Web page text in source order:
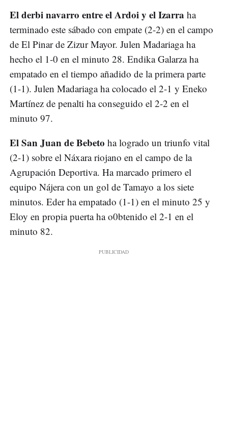
El derbi navarro entre el Ardoi y el Izarra ha
terminado este sábado con empate (2-2) en el campo
de El Pinar de Zizur Mayor. Julen Madariaga ha
hecho el 1-0 en el minuto 28. Endika Galarza ha
empatado en el tiempo añadido de la primera parte
(1-1). Julen Madariaga ha colocado el 2-1 y Eneko
Martínez de penalti ha conseguido el 2-2 en el
minuto 97.
El San Juan de Bebeto ha logrado un triunfo vital
(2-1) sobre el Náxara riojano en el campo de la
Agrupación Deportiva. Ha marcado primero el
equipo Nájera con un gol de Tamayo a los siete
minutos. Eder ha empatado (1-1) en el minuto 25 y
Eloy en propia puerta ha o0btenido el 2-1 en el
minuto 82.